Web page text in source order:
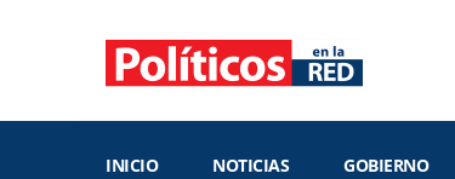
INICIO NOTICIAS GOBIERNO